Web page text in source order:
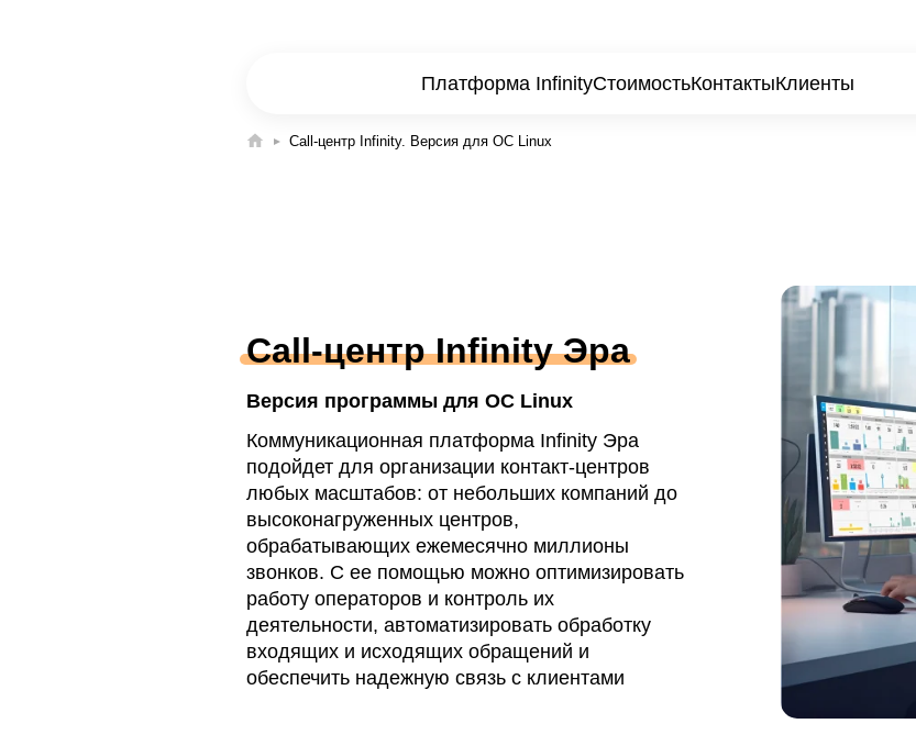
Платформа InfinityСтоимостьКонтактыКлиенты
Call-центр Infinity. Версия для ОС Linux
Call-центр Infinity Эра
Версия программы для ОС Linux
Коммуникационная платформа Infinity Эра
подойдет для организации контакт-центров
любых масштабов: от небольших компаний до
высоконагруженных центров,
обрабатывающих ежемесячно миллионы
звонков. С ее помощью можно оптимизировать
работу операторов и контроль их
деятельности, автоматизировать обработку
входящих и исходящих обращений и
обеспечить надежную связь с клиентами